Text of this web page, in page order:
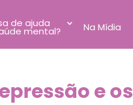
de ajuda
mental? Na Mídia
e os